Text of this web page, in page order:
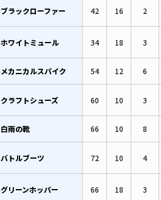
ブラックローファー 42 16 2
ホワイトミュール 34 18 3
メカニカルスパイク
54 12 6
クラフトシューズ 60 10 3
白雨の靴
66 10 8
バトルブーツ 72 10 4
グリーンホッパー 66 18 3